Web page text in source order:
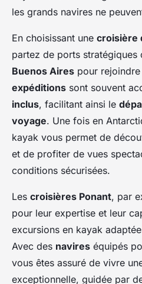
les grands navires ne
En choisissant une croisière
partez de ports stratégiques
Buenos Aires pour rejoindre
expéditions sont souvent
inclus, facilitant ainsi le
voyage. Une fois en
kayak vous permet de
et de profiter de vues
conditions sécurisées.
Les croisières Ponant, par
pour leur expertise et leur
excursions en kayak
Avec des navires équipés
vous êtes assuré de vivre
exceptionnelle, guidée par